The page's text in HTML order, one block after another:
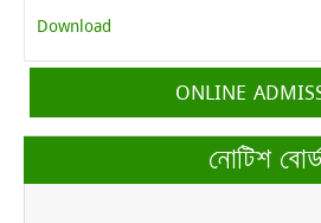
Download
ONLINE
নোটিশ